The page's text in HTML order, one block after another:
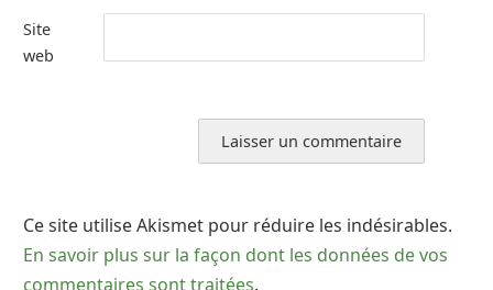
Site
web
Ce site utilise Akismet pour réduire les indésirables.
En savoir plus sur la façon dont les données de vos
commentaires sont traitées.